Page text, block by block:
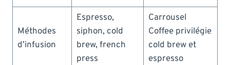
Méthodes
d’infusion
Espresso,
siphon, cold
brew, french
press
Carrousel
Coffee privilégie
cold brew et
espresso